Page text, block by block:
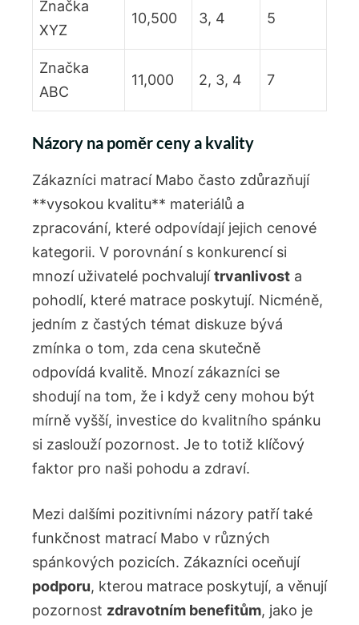
Značka
XYZ
10,500 3, 4 5
Značka
ABC
11,000 2, 3, 4 7
Názory na poměr ceny a kvality
Zákazníci matrací Mabo často zdůrazňují
**vysokou kvalitu** materiálů a
zpracování, které odpovídají jejich cenové
kategorii. V porovnání s konkurencí si
mnozí uživatelé pochvalujítrvanlivost a
pohodlí, které matrace poskytují. Nicméně,
jedním z častých témat diskuze bývá
zmínka o tom, zda cena skutečně
odpovídá kvalitě. Mnozí zákazníci se
shodují na tom, že i když ceny mohou být
mírně vyšší, investice do kvalitního spánku
si zaslouží pozornost. Je to totiž klíčový
faktor pro naši pohodu a zdraví.
Mezi dalšími pozitivními názory patří také
funkčnost matrací Mabo v různých
spánkových pozicích. Zákazníci oceňují
podporu, kterou matrace poskytují, a věnují
pozornost zdravotním benefitům, jako je